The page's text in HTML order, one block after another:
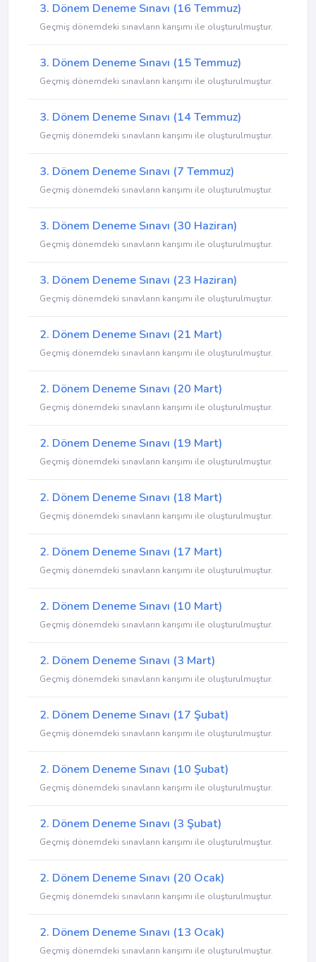
3. Dönem Deneme Sınavı (16 Temmuz)
Geçmiş dönemdeki sınavların karışımı ile oluşturulmuştur.
3. Dönem Deneme Sınavı (15 Temmuz)
Geçmiş dönemdeki sınavların karışımı ile oluşturulmuştur.
3. Dönem Deneme Sınavı (14 Temmuz)
Geçmiş dönemdeki sınavların karışımı ile oluşturulmuştur.
3. Dönem Deneme Sınavı (7 Temmuz)
Geçmiş dönemdeki sınavların karışımı ile oluşturulmuştur.
3. Dönem Deneme Sınavı (30 Haziran)
Geçmiş dönemdeki sınavların karışımı ile oluşturulmuştur.
3. Dönem Deneme Sınavı (23 Haziran)
Geçmiş dönemdeki sınavların karışımı ile oluşturulmuştur.
2. Dönem Deneme Sınavı (21 Mart)
Geçmiş dönemdeki sınavların karışımı ile oluşturulmuştur.
2. Dönem Deneme Sınavı (20 Mart)
Geçmiş dönemdeki sınavların karışımı ile oluşturulmuştur.
2. Dönem Deneme Sınavı (19 Mart)
Geçmiş dönemdeki sınavların karışımı ile oluşturulmuştur.
2. Dönem Deneme Sınavı (18 Mart)
Geçmiş dönemdeki sınavların karışımı ile oluşturulmuştur.
2. Dönem Deneme Sınavı (17 Mart)
Geçmiş dönemdeki sınavların karışımı ile oluşturulmuştur.
2. Dönem Deneme Sınavı (10 Mart)
Geçmiş dönemdeki sınavların karışımı ile oluşturulmuştur.
2. Dönem Deneme Sınavı (3 Mart)
Geçmiş dönemdeki sınavların karışımı ile oluşturulmuştur.
2. Dönem Deneme Sınavı (17 Şubat)
Geçmiş dönemdeki sınavların karışımı ile oluşturulmuştur.
2. Dönem Deneme Sınavı (10 Şubat)
Geçmiş dönemdeki sınavların karışımı ile oluşturulmuştur.
2. Dönem Deneme Sınavı (3 Şubat)
Geçmiş dönemdeki sınavların karışımı ile oluşturulmuştur.
2. Dönem Deneme Sınavı (20 Ocak)
Geçmiş dönemdeki sınavların karışımı ile oluşturulmuştur.
2. Dönem Deneme Sınavı (13 Ocak)
Geçmiş dönemdeki sınavların karışımı ile oluşturulmuştur.